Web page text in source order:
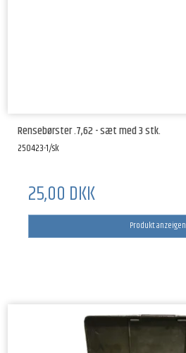
Rensebørster .7,62 - sæt med 3 stk.
250423-1/sk
25,00 DKK
Produkt anzeigen